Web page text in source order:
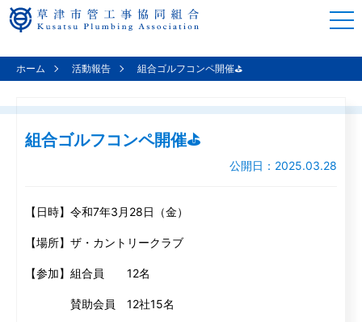
ホーム 活動報告 組合ゴルフコンペ開催⛳
組合ゴルフコンペ開催⛳
公開日：2025.03.28
【日時】令和7年3月28日（金）
【場所】ザ・カントリークラブ
【参加】組合員 12名
賛助会員 12社15名